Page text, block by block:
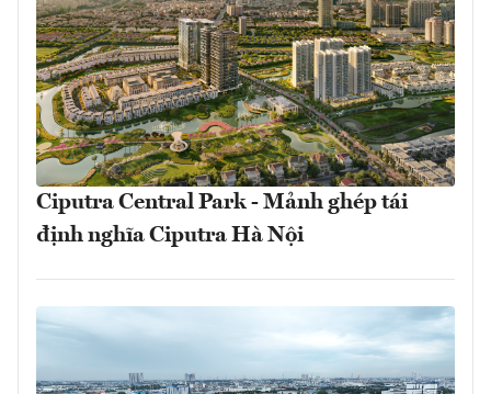
Ciputra Central Park - Mảnh ghép tái
định nghĩa Ciputra Hà Nội